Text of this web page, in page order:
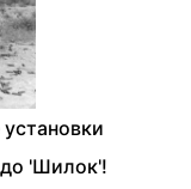
до 'Шилок'!